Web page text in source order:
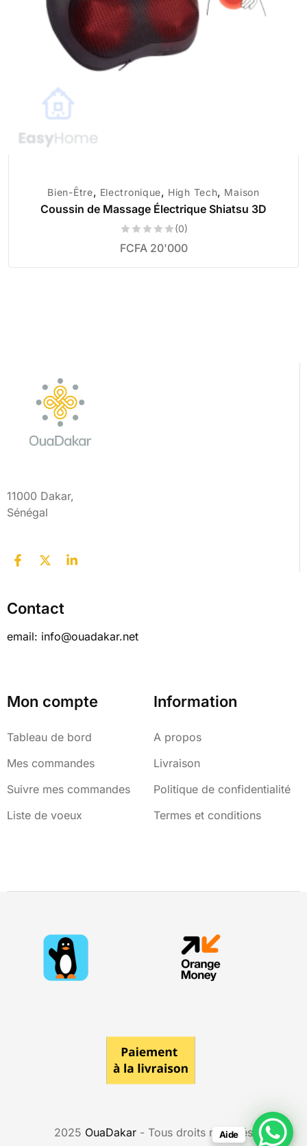
Bien-Être, Electronique, High Tech, Maison
Coussin de Massage Électrique Shiatsu 3D
(0)
FCFA20'000
11000 Dakar,
Sénégal
Contact
email: info@ouadakar.net
Mon compte
Tableau de bord
Mes commandes
Suivre mes commandes
Liste de voeux
Information
A propos
Livraison
Politique de confidentialité
Termes et conditions
2025 OuaDakar - Tous droits réservés
Aide